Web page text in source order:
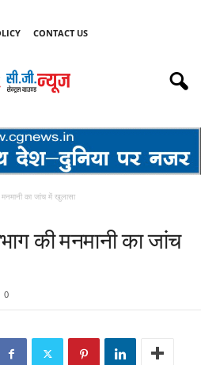
CONTACT US
का जांच में खुलासा
की मनमानी का जांच
0